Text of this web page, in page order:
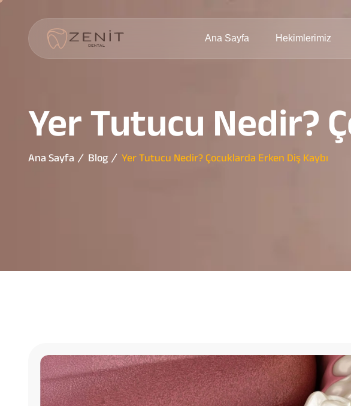
Ana Sayfa Hekimlerimiz
Yer Tutucu Nedir?
Ana Sayfa Blog Yer Tutucu Nedir? Çocuklarda Erken Diş Kaybı